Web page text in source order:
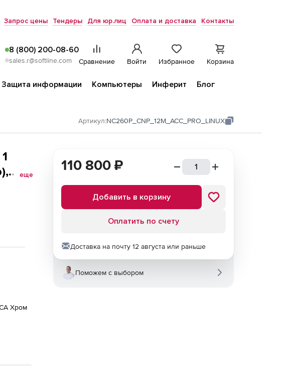
Запрос цены Тендеры Для юр.лиц Оплата и доставка Контакты
8 (800) 200-08-60
sales.r@softline.com Сравнение Войти Избранное Корзина
Защита информации Компьютеры Инферит
Блог
Артикул:NC260P_CNP_12M_ACC_PRO_LINUX
еще
Хром
110 800 ₽
Добавить в корзину
Оплатить по счету
Доставка на почту 12 августа или раньше
Поможем с выбором